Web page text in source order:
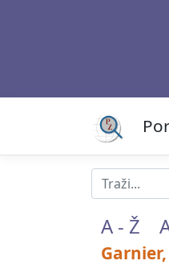
A - Ž